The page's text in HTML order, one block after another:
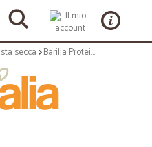
secca Barilla Protein+ Spaghetti, Pasta Ricca di Proteine di Origine Vegetale, 400 g